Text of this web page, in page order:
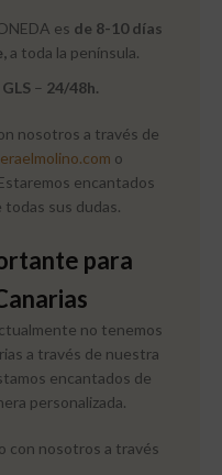
es de 8-10 días
a toda la península.
GLS– 24/48h.
nosotros a través de
o
encantados
sus dudas.
para
no tenemos
a través de nuestra
encantados de
personalizada.
con nosotros a través